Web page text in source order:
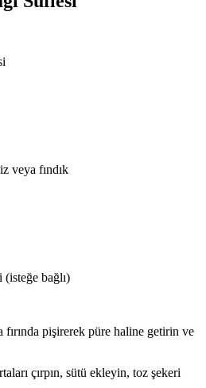
veya fındık
bağlı)
fırında pişirerek püre haline getirin ve
çırpın, sütü ekleyin, toz şekeri